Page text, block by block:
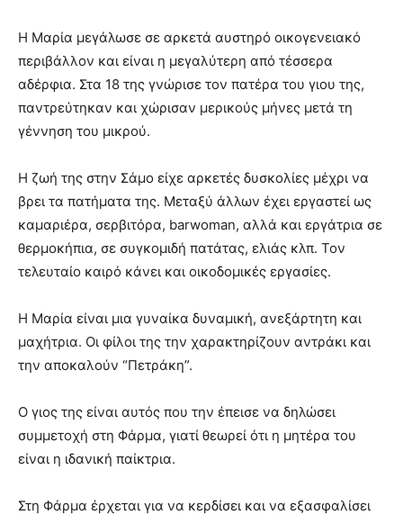
Η Μαρία μεγάλωσε σε αρκετά αυστηρό οικογενειακό
περιβάλλον και είναι η μεγαλύτερη από τέσσερα
αδέρφια. Στα 18 της γνώρισε τον πατέρα του γιου της,
παντρεύτηκαν και χώρισαν μερικούς μήνες μετά τη
γέννηση του μικρού.
Η ζωή της στην Σάμο είχε αρκετές δυσκολίες μέχρι να
βρει τα πατήματα της. Μεταξύ άλλων έχει εργαστεί ως
καμαριέρα, σερβιτόρα, barwoman, αλλά και εργάτρια σε
θερμοκήπια, σε συγκομιδή πατάτας, ελιάς κλπ. Τον
τελευταίο καιρό κάνει και οικοδομικές εργασίες.
Η Μαρία είναι μια γυναίκα δυναμική, ανεξάρτητη και
μαχήτρια. Οι φίλοι της την χαρακτηρίζουν αντράκι και
την αποκαλούν “Πετράκη”.
Ο γιος της είναι αυτός που την έπεισε να δηλώσει
συμμετοχή στη Φάρμα, γιατί θεωρεί ότι η μητέρα του
είναι η ιδανική παίκτρια.
Στη Φάρμα έρχεται για να κερδίσει και να εξασφαλίσει